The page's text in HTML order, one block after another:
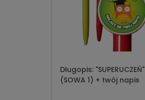
Długopis: "SUPERUCZEŃ"
(SOWA 1) + twój napis